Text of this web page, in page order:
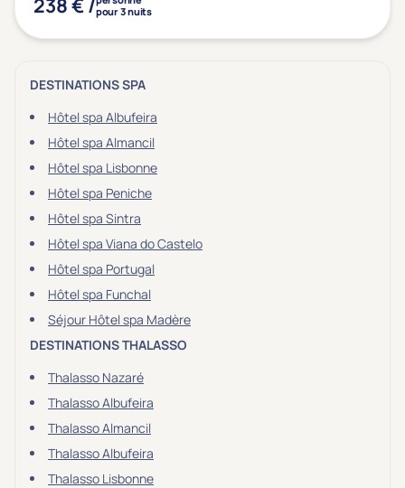
Thalasso
Thématiques bien-être
Accès à l'espace bien-être
Massage, détente, Rituel du monde
Remise en forme
Beauté & anti-âge
Silhouette, Minceur
Gestion du stress / sommeil
Spécial dos
Prévention santé
Sport
Yoga
pour 3 nuits
DESTINATIONS SPA
Hôtel spa Albufeira
Hôtel spa Almancil
Hôtel spa Lisbonne
Hôtel spa Peniche
Hôtel spa Sintra
Hôtel spa Viana do Castelo
Hôtel spa Portugal
Hôtel spa Funchal
Séjour Hôtel spa Madère
DESTINATIONS THALASSO
Thalasso Nazaré
Thalasso Albufeira
Thalasso Almancil
Thalasso Albufeira
Thalasso Lisbonne